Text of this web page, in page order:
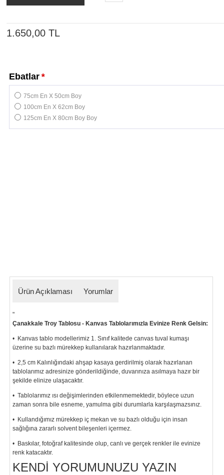
1.650,00 TL
*
Ebatlar
75cm En X 50cm Boy
100cm En X 62cm Boy
125cm En X 80cm Boy Boy
Ürün Açıklaması Yorumlar
"
Çanakkale Troy Tablosu - Kanvas Tablolarımızla Evinize Renk Gelsin:
• Kanvas tablo modellerimiz 1. Sınıf kalitede canvas tuval kumaşı
üzerine su bazlı mürekkep kullanılarak hazırlanmaktadır.
• 2,5 cm Kalınlığındaki ahşap kasaya gerdirilmiş olarak hazırlanan
tablolarımız adresinize gönderildiğinde, duvarınıza asılmaya hazır bir
şekilde elinize ulaşacaktır.
• Tablolarımız ısı değişimlerinden etkilenmemektedir, böylece uzun
zaman sonra bile esneme, yamulma gibi durumlarla karşılaşmazsınız.
• Kullandığımız mürekkep iç mekan ve su bazlı olduğu için insan
sağlığına zararlı solvent bileşenleri içermez.
• Baskılar, fotoğraf kalitesinde olup, canlı ve gerçek renkler ile evinize
renk katacaktır.
KENDI YORUMUNUZU YAZIN